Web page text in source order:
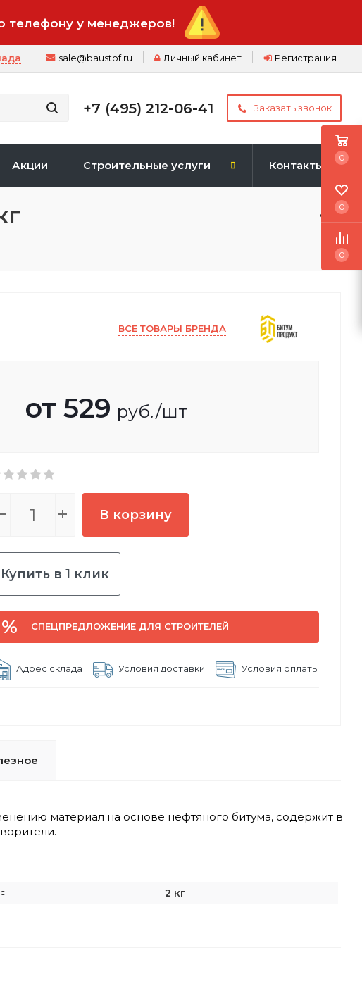
телефону у менеджеров!
Регистрация
Личный кабинет
sale@baustof.ru
+7 (495) 212-06-41 Заказать звонок
Акции Строительные услуги Контакты
ВСЕ ТОВАРЫ БРЕНДА
от 529 руб./шт
В корзину
Купить в 1 клик
СПЕЦПРЕДЛОЖЕНИЕ ДЛЯ СТРОИТЕЛЕЙ
Адрес склада Условия доставки Условия оплаты
материал на основе нефтяного битума, содержит в
2 кг
0
0
0